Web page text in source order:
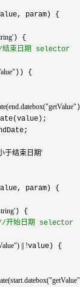
(value, param) {
) {
结束日期 selector
)) {
         message: '开始日期必须小于结束日期'
(value, param) {
) {
开始日期 selector
|| !
value) {